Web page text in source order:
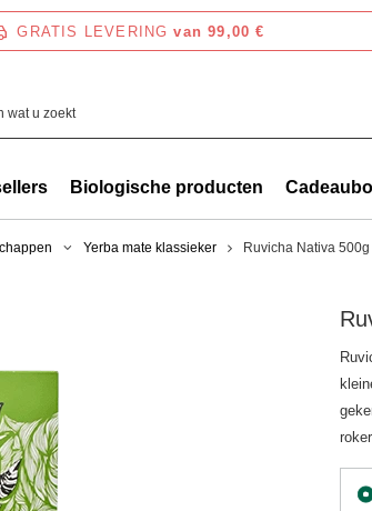
GRATIS LEVERING van 99,00 €
Biologische producten
Yerba mate klassieker Ruvicha Nativa 500g